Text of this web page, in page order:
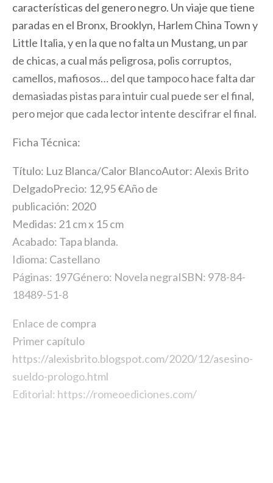
características del genero negro. Un viaje que tiene
paradas en el Bronx, Brooklyn, Harlem China Town y
Little Italia, y en la que no falta un Mustang, un par
de chicas, a cual más peligrosa, polis corruptos,
camellos, mafiosos… del que tampoco hace falta dar
demasiadas pistas para intuir cual puede ser el final,
pero mejor que cada lector intente descifrar el final.
Ficha Técnica:
Título: Luz Blanca/Calor BlancoAutor: Alexis Brito
DelgadoPrecio: 12,95 €Año de
publicación: 2020
Medidas: 21 cm x 15 cm
Acabado: Tapa blanda.
Idioma: Castellano
Páginas: 197Género: Novela negraISBN: 978-84-
18489-51-8
Enlace de compra
Primer capítulo
https://alexisbrito.blogspot.com/2020/12/asesino-
sueldo-prologo.html
Editorial: https://romeoediciones.com/